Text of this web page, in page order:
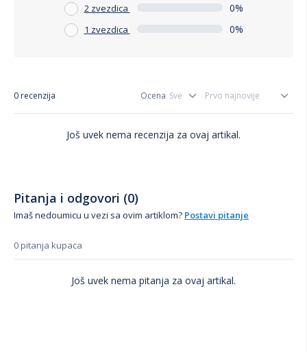
2 zvezdica 0%
1 zvezdica 0%
0 recenzija Ocena
Još uvek nema recenzija za ovaj artikal.
Pitanja i odgovori (0)
Imaš nedoumicu u vezi sa ovim artiklom? Postavi pitanje
0 pitanja kupaca
Još uvek nema pitanja za ovaj artikal.